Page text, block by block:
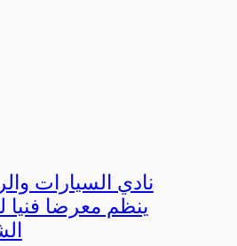
نادي السيارات
ينظم معرضا فنيا